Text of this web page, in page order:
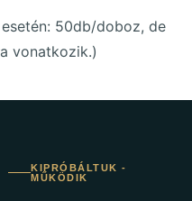
50db/doboz, de
vonatkozik.)
KIPRÓBÁLTUK -
MŰKÖDIK